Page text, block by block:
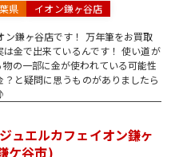
県 イオン鎌ヶ谷店
鎌ヶ谷店です！ 万年筆をお買取
金で出来ているんです！ 使い道が
の一部に金が使われている可能性
と疑問に思うものがありましたら
ュエルカフェイオン鎌ヶ
ケ谷市)